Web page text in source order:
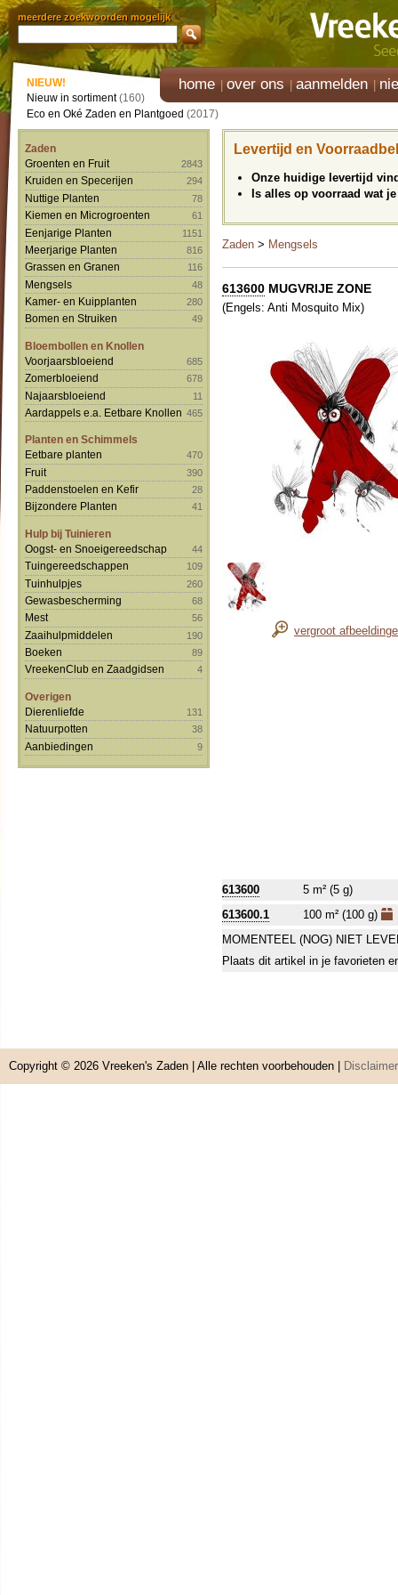
meerdere zoekwoorden mogelijk
home over ons aanmelden
NIEUW!
Nieuw in sortiment(160)
Eco en Oké Zaden en Plantgoed (2017)
Zaden
Groenten en Fruit
2843
Kruiden en Specerijen 294
Nuttige Planten 78
Kiemen en Microgroenten 61
Eenjarige Planten 1151
Meerjarige Planten 816
Grassen en Granen 116
Mengsels 48
Kamer- en Kuipplanten 280
Bomen en Struiken 49
Bloembollen en Knollen
Voorjaarsbloeiend
685
Zomerbloeiend 678
Najaarsbloeiend 11
Aardappels e.a. Eetbare Knollen 465
Planten en Schimmels
Eetbare planten
470
Fruit 390
Paddenstoelen en Kefir 28
Bijzondere Planten 41
Hulp bij Tuinieren
Oogst- en Snoeigereedschap
44
Tuingereedschappen 109
Tuinhulpjes 260
Gewasbescherming 68
Mest 56
Zaaihulpmiddelen 190
Boeken 89
VreekenClub en Zaadgidsen 4
Overigen
Dierenliefde
131
Natuurpotten 38
Aanbiedingen 9
Levertijd en
Onze huidige levertijd
Is alles op voorraad wat
Zaden > Mengsels
613600 MUGVRIJE ZONE
(Engels: Anti Mosquito Mix)
vergroot
613600
5 m² (5 g)
613600.1
100 m² (100 g)
MOMENTEEL (NOG) NIET
Plaats dit artikel in je favorieten
Copyright © 2026 Vreeken's Zaden | Alle rechten voorbehouden | Disclaimer